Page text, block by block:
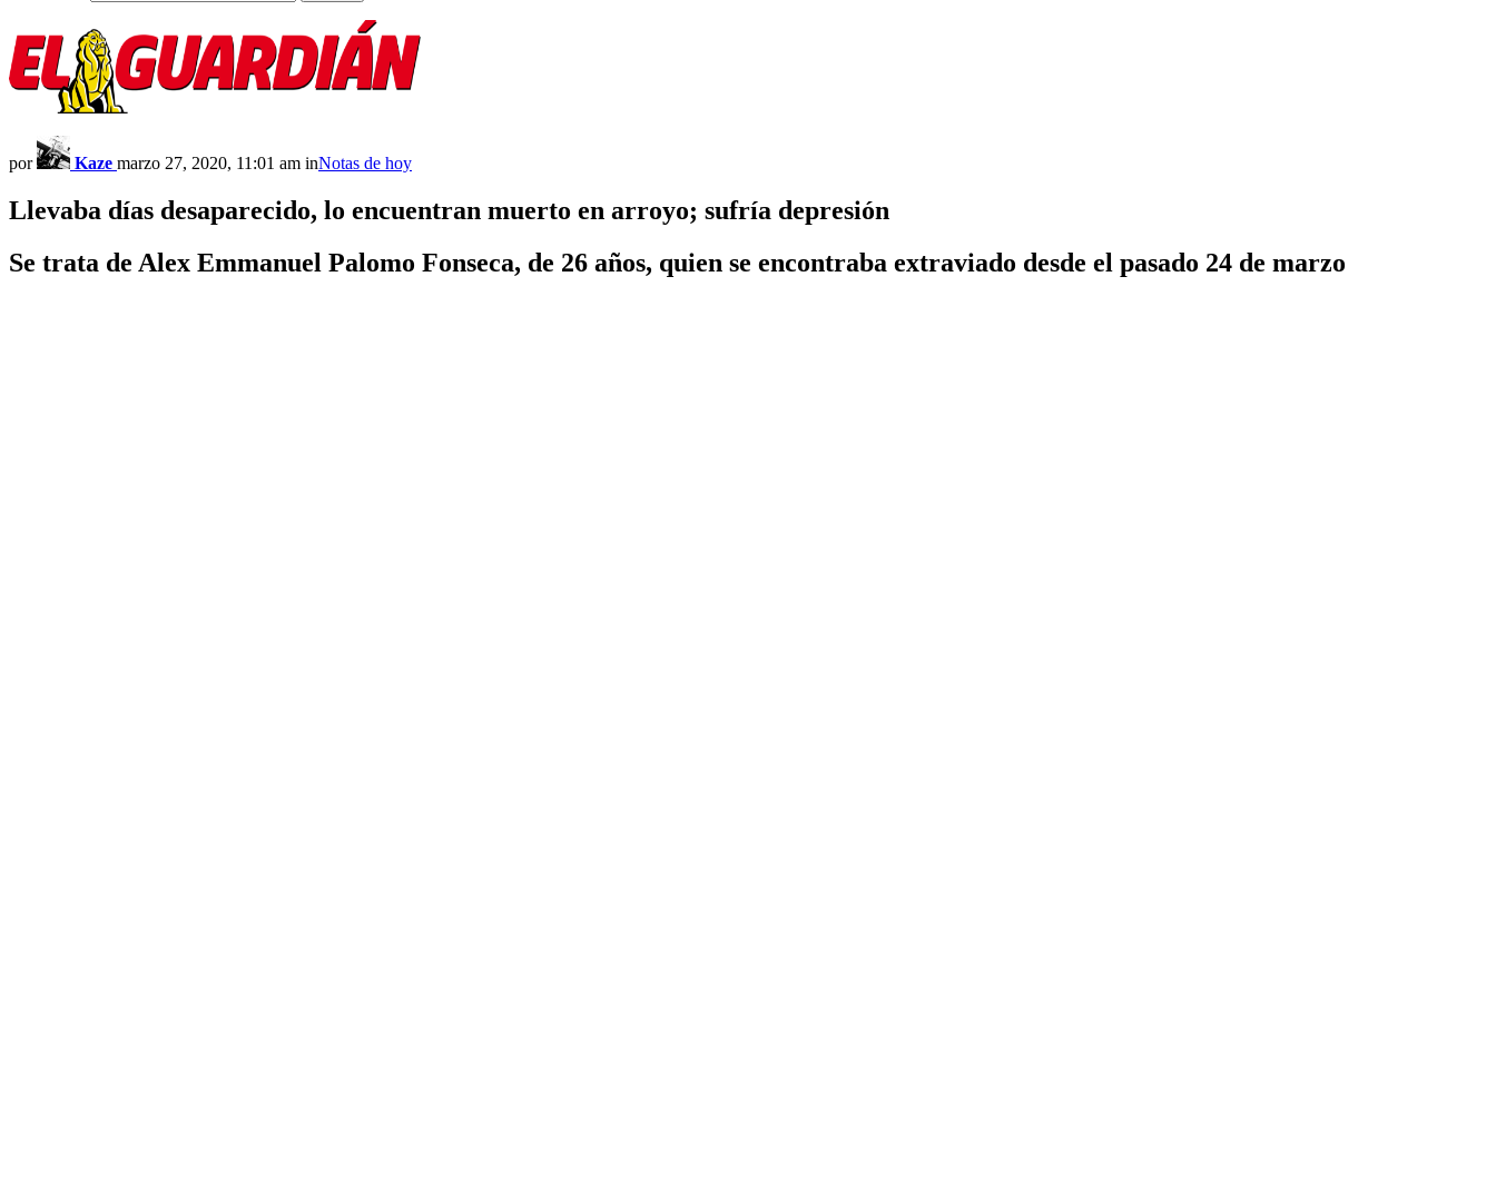
por Kaze marzo 27, 2020, 11:01 am inNotas de hoy
Llevaba días desaparecido, lo encuentran muerto en arroyo; sufría depresión
Se trata de Alex Emmanuel Palomo Fonseca, de 26 años, quien se encontraba extraviado desde el pasado 24 de marzo